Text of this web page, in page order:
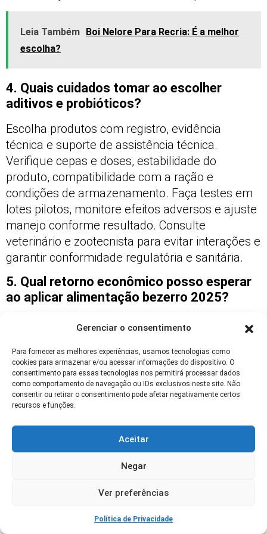
Gerenciar o consentimento
Para fornecer as melhores experiências, usamos tecnologias como
cookies para armazenar e/ou acessar informações do dispositivo. O
consentimento para essas tecnologias nos permitirá processar dados
como comportamento de navegação ou IDs exclusivos neste site. Não
consentir ou retirar o consentimento pode afetar negativamente certos
recursos e funções.
Aceitar
Negar
Ver preferências
Política de Privacidade
Leia Também Boi Nelore Para Recria: É a melhor
escolha?
4. Quais cuidados tomar ao escolher
aditivos e probióticos?
Escolha produtos com registro, evidência
técnica e suporte de assistência técnica.
Verifique cepas e doses, estabilidade do
produto, compatibilidade com a ração e
condições de armazenamento. Faça testes em
lotes pilotos, monitore efeitos adversos e ajuste
manejo conforme resultado. Consulte
veterinário e zootecnista para evitar interações e
garantir conformidade regulatória e sanitária.
5. Qual retorno econômico posso esperar
ao aplicar alimentação bezerro 2025?
O retorno varia conforme escala, estado
frequentemente inclui redução de tratamentos,
menor mortalidade e ganho de peso melhorado,
resultando em menor custo por quilo produzido.
Estudos de campo indicam retorno em semanas
economia em tratamentos e aumento de
produtividade para estimar payback.